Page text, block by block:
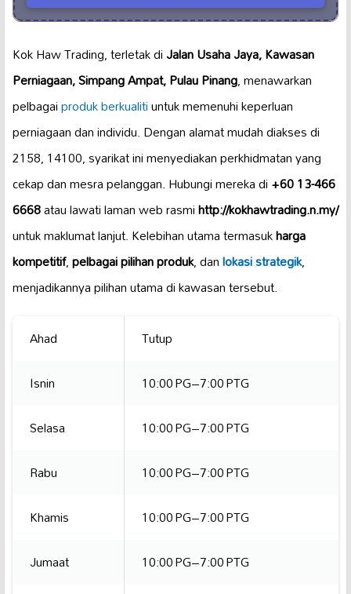
Kok Haw Trading, terletak diJalan Usaha Jaya, Kawasan
Perniagaan, Simpang Ampat, Pulau Pinang, menawarkan
pelbagaiproduk berkualitiuntuk memenuhi keperluan
perniagaan dan individu. Dengan alamat mudah diakses di
2158, 14100, syarikat ini menyediakan perkhidmatan yang
cekap dan mesra pelanggan. Hubungi mereka di+60 13-466
6668atau lawati laman web rasmihttp://kokhawtrading.n.my/
untuk maklumat lanjut. Kelebihan utama termasukharga
kompetitif,pelbagai pilihan produk, danlokasi strategik,
menjadikannya pilihan utama di kawasan tersebut.
Ahad
Tutup
Isnin
10:00 PG–7:00 PTG
Selasa
10:00 PG–7:00 PTG
Rabu
10:00 PG–7:00 PTG
Khamis
10:00 PG–7:00 PTG
Jumaat
10:00 PG–7:00 PTG